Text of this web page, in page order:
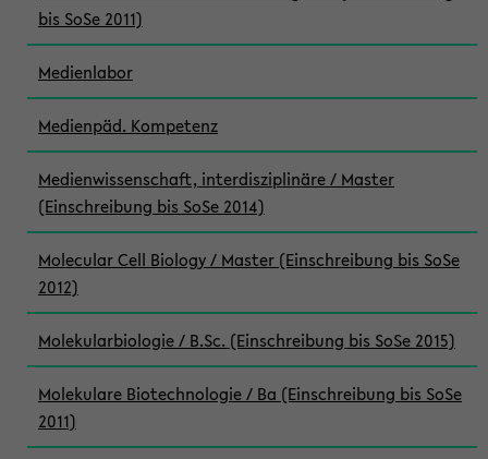
bis SoSe 2011)
Medienlabor
Medienpäd. Kompetenz
Medienwissenschaft, interdisziplinäre / Master
(Einschreibung bis SoSe 2014)
Molecular Cell Biology / Master (Einschreibung bis SoSe
2012)
Molekularbiologie / B.Sc. (Einschreibung bis SoSe 2015)
Molekulare Biotechnologie / Ba (Einschreibung bis SoSe
2011)